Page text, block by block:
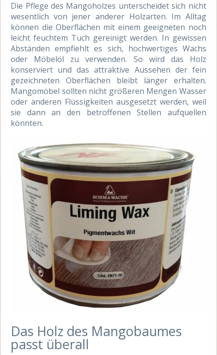
Die Pflege des Mangoholzes unterscheidet sich nicht
wesentlich von jener anderer Holzarten. Im Alltag
können die Oberflächen mit einem geeigneten noch
leicht feuchtem Tuch gereinigt werden. In gewissen
Abständen empfiehlt es sich, hochwertiges Wachs
oder Möbelöl zu verwenden. So wird das Holz
konserviert und das attraktive Aussehen der fein
gezeichneten Oberflächen bleibt länger erhalten.
Mangomöbel sollten nicht größeren Mengen Wasser
oder anderen Flüssigkeiten ausgesetzt werden, weil
sie dann an den betroffenen Stellen aufquellen
könnten.
Das Holz des Mangobaumes
passt überall